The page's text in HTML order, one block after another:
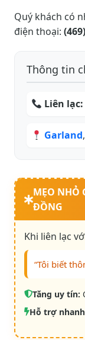
Quý khách có
điện thoại:
Thông tin
Liên
Garland
MẸO NHỎ
ĐỒNG
Khi liên lạc
“Tôi biết
Tăng uy tín:
Hỗ trợ